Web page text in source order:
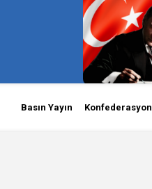
Basın Yayın Konfederasyon